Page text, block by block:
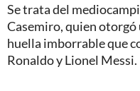
Se trata del
Casemiro, quien
huella imborrable que
Ronaldo y Lionel Messi.